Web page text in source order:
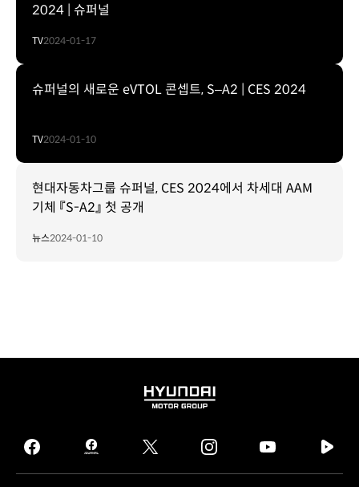
2024 | 슈퍼널
TV2024-01-17
슈퍼널의 새로운 eVTOL 콘셉트, S–A2 | CES 2024
TV2024-01-10
현대자동차그룹 슈퍼널, CES 2024에서 차세대 AAM
기체 『S-A2』 첫 공개
뉴스2024-01-10
HYUNDAI
GROUP
facebook
hmg
journal
twitter instagram
tv